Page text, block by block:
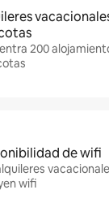
200
de wifi
wifi